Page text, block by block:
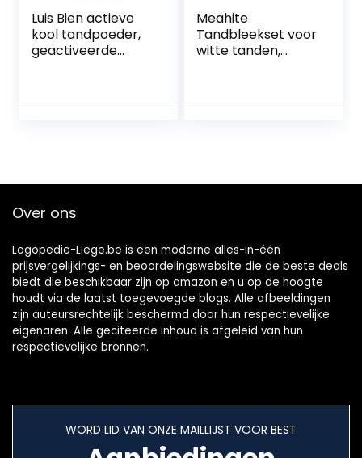
Luis Bien actieve
kool tandpoeder,
geactiveerde
adem, voor frisse
Meahite
Tandbleekset voor
witte tanden,
Over ons
Logopedie-Liege.be is een moderne alles-in-één
prijsvergelijkings- en beoordelingswebsite die de beste deals
biedt die beschikbaar zijn op amazon en u op de hoogte
houdt via de laatst toegevoegde blogs. Alle afbeeldingen
zijn auteursrechtelijk beschermd door hun respectievelijke
eigenaren. Alle geciteerde inhoud is afgeleid van hun
respectievelijke bronnen.
WORD LID VAN ONZE MAILLIJST VOOR BEST